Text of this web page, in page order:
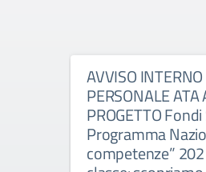
AVVISO
PERSONALE ATA
PROGETTO
Programma
competenze”